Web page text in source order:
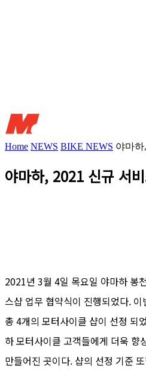
Home NEWS BIKE NEWS 야마하
야마하, 2021 신규 서
2021년 3월 4일 목요일 야마하 봉
스샵 업무 협약식이 진행되었다.
총 4개의 모터사이클 샵이 선정 되
하 모터사이클 고객들에게 더욱 향
만들어진 곳이다. 샵의 선정 기준